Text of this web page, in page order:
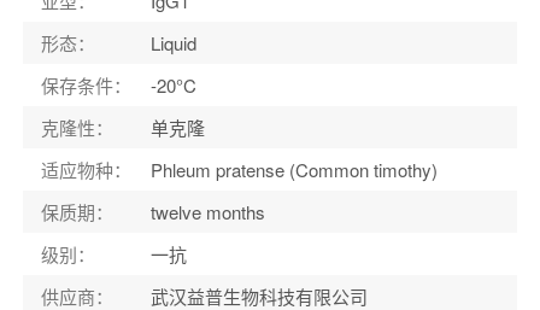
形态：
Liquid
保存条件：
-20°C
克隆性：
单克隆
适应物种：
Phleum pratense (Common timothy)
保质期：
twelve months
级别：
一抗
供应商：
武汉益普生物科技有限公司